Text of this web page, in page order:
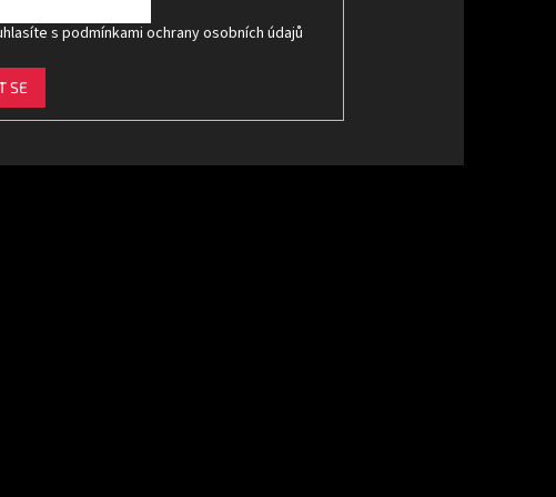
spodmínkami ochrany osobních údajů
SE